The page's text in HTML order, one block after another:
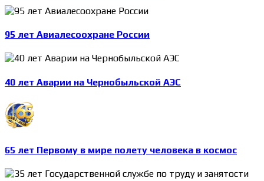
95 лет Авиалесоохране России
40 лет Аварии на Чернобыльской АЭС
65 лет Первому в мире полету человека в космос